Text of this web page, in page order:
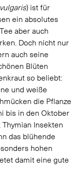
) ist für
ein absolutes
aber auch
Doch nicht nur
auch seine
Blüten
so beliebt:
und weiße
die Pflanze
bis in den Oktober
Insekten
das blühende
hohen
damit eine gute